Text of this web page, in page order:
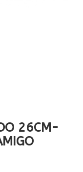
26CM-